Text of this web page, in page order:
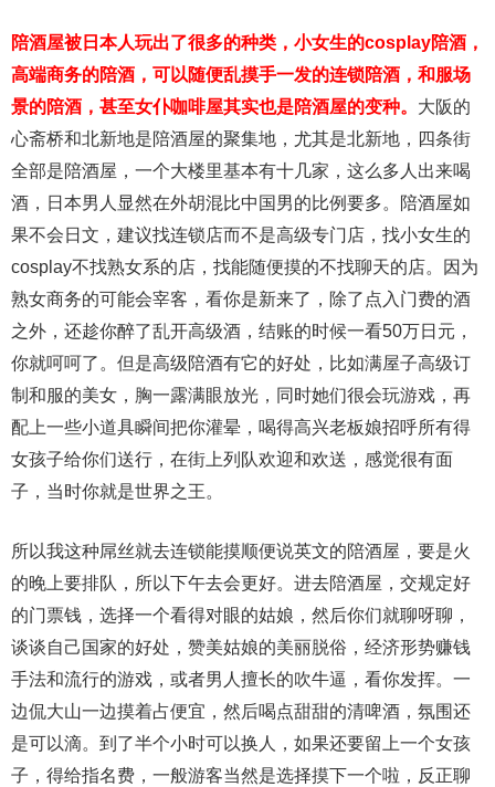
陪酒屋被日本人玩出了很多的种类，小女生的cosplay陪酒，
高端商务的陪酒，可以随便乱摸手一发的连锁陪酒，和服场
景的陪酒，甚至女仆咖啡屋其实也是陪酒屋的变种。 大阪的
心斋桥和北新地是陪酒屋的聚集地，尤其是北新地，四条街
全部是陪酒屋，一个大楼里基本有十几家，这么多人出来喝
酒，日本男人显然在外胡混比中国男的比例要多。陪酒屋如
果不会日文，建议找连锁店而不是高级专门店，找小女生的
cosplay不找熟女系的店，找能随便摸的不找聊天的店。因为
熟女商务的可能会宰客，看你是新来了，除了点入门费的酒
之外，还趁你醉了乱开高级酒，结账的时候一看50万日元，
你就呵呵了。但是高级陪酒有它的好处，比如满屋子高级订
制和服的美女，胸一露满眼放光，同时她们很会玩游戏，再
配上一些小道具瞬间把你灌晕，喝得高兴老板娘招呼所有得
女孩子给你们送行，在街上列队欢迎和欢送，感觉很有面
子，当时你就是世界之王。
所以我这种屌丝就去连锁能摸顺便说英文的陪酒屋，要是火
的晚上要排队，所以下午去会更好。进去陪酒屋，交规定好
的门票钱，选择一个看得对眼的姑娘，然后你们就聊呀聊，
谈谈自己国家的好处，赞美姑娘的美丽脱俗，经济形势赚钱
手法和流行的游戏，或者男人擅长的吹牛逼，看你发挥。一
边侃大山一边摸着占便宜，然后喝点甜甜的清啤酒，氛围还
是可以滴。到了半个小时可以换人，如果还要留上一个女孩
子，得给指名费，一般游客当然是选择摸下一个啦，反正聊